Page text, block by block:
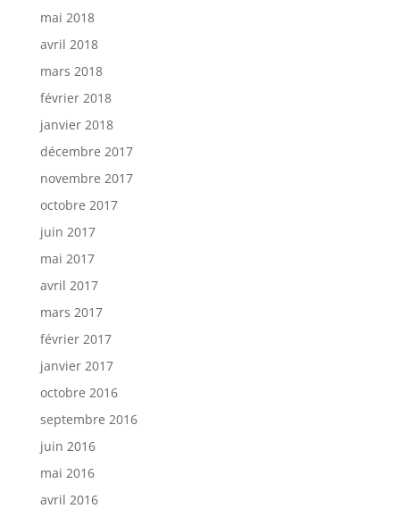
mai 2018
avril 2018
mars 2018
février 2018
janvier 2018
décembre 2017
novembre 2017
octobre 2017
juin 2017
mai 2017
avril 2017
mars 2017
février 2017
janvier 2017
octobre 2016
septembre 2016
juin 2016
mai 2016
avril 2016